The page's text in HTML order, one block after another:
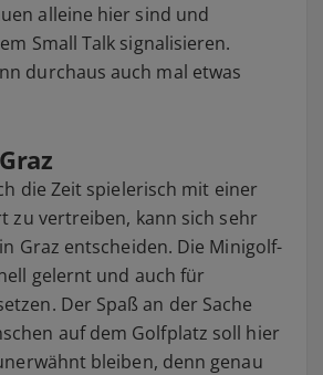
alleine hier sind und
Small Talk signalisieren.
durchaus auch mal etwas
die Zeit spielerisch mit einer
zu vertreiben, kann sich sehr
Graz entscheiden. Die Minigolf-
gelernt und auch für
Der Spaß an der Sache
auf dem Golfplatz soll hier
bleiben, denn genau